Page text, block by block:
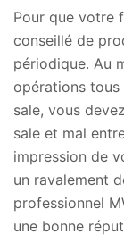
Pour que votre
conseillé de
périodique. Au
opérations
sale, vous
sale et mal
impression de
un ravalement
professionnel
une bonne